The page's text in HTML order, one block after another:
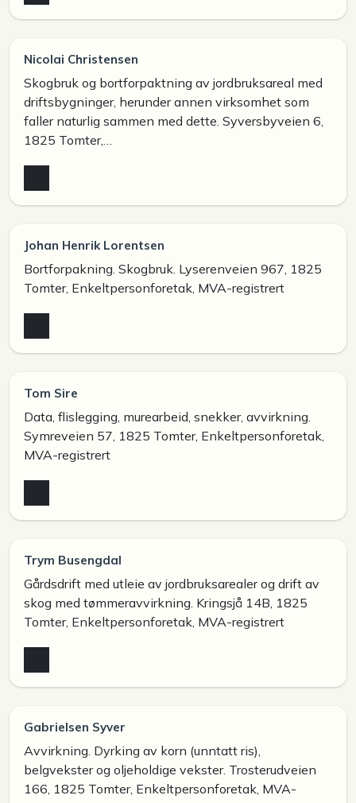
Nicolai Christensen
Skogbruk og bortforpaktning av jordbruksareal med
driftsbygninger, herunder annen virksomhet som
faller naturlig sammen med dette. Syversbyveien 6,
1825 Tomter,…
Johan Henrik Lorentsen
Bortforpakning. Skogbruk. Lyserenveien 967, 1825
Tomter, Enkeltpersonforetak, MVA-registrert
Tom Sire
Data, flislegging, murearbeid, snekker, avvirkning.
Symreveien 57, 1825 Tomter, Enkeltpersonforetak,
MVA-registrert
Trym Busengdal
Gårdsdrift med utleie av jordbruksarealer og drift av
skog med tømmeravvirkning. Kringsjå 14B, 1825
Tomter, Enkeltpersonforetak, MVA-registrert
Gabrielsen Syver
Avvirkning. Dyrking av korn (unntatt ris),
belgvekster og oljeholdige vekster. Trosterudveien
166, 1825 Tomter, Enkeltpersonforetak, MVA-